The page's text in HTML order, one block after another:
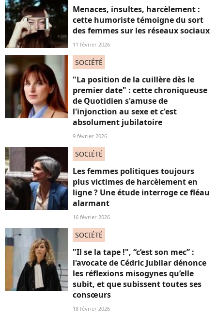
Menaces, insultes, harcèlement :
cette humoriste témoigne du sort
des femmes sur les réseaux sociaux
11 février 2026
SOCIÉTÉ
"La position de la cuillère dès le
premier date" : cette chroniqueuse
de Quotidien s'amuse de
l'injonction au sexe et c'est
absolument jubilatoire
9 février 2026
SOCIÉTÉ
Les femmes politiques toujours
plus victimes de harcèlement en
ligne ? Une étude interroge ce fléau
alarmant
16 février 2026
SOCIÉTÉ
"Il se la tape !", “c’est son mec” :
l'avocate de Cédric Jubilar dénonce
les réflexions misogynes qu’elle
subit, et que subissent toutes ses
consœurs
18 février 2026